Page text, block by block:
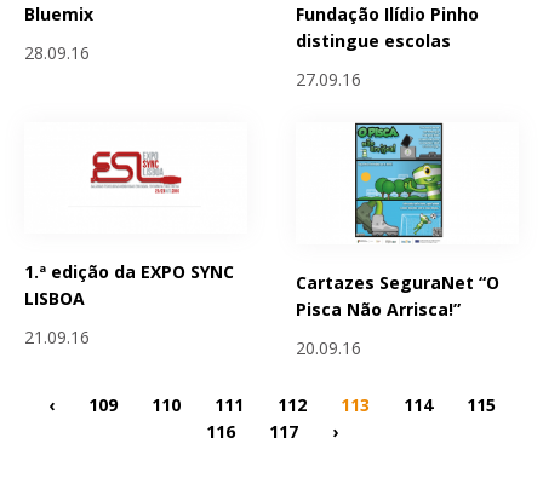
Bluemix
28.09.16
Fundação Ilídio Pinho
distingue escolas
27.09.16
1.ª edição da EXPO SYNC
LISBOA
21.09.16
Cartazes SeguraNet “O
Pisca Não Arrisca!”
20.09.16
‹ 109 110 111 112 113 114
115
116
117 ›